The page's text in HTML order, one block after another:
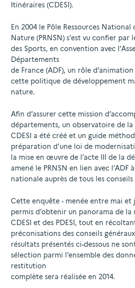
Itinéraires (CDESI).
En 2004 le Pôle Ressources National
Nature (PRNSN) s’est vu confier par
des Sports, en convention avec
Départements
de France (ADF), un rôle
cette politique de développement
nature.
Afin d’assurer cette mission
départements, un observatoire de la
CDESI a été créé et un guide
préparation d’une loi de
la mise en œuvre de l’acte III de la
amené le PRNSN en lien avec l’ADF
nationale auprès de tous les conseils
Cette enquête - menée entre mai et
permis d’obtenir un panorama de la
CDESI et des PDESI, tout en
préconisations des conseils
résultats présentés ci-dessous ne
sélection parmi l’ensemble des
restitution
complète sera réalisée en 2014.